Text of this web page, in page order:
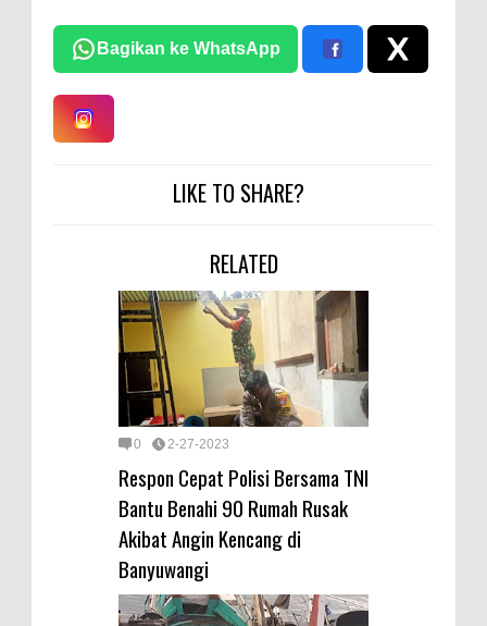
Bagikan ke WhatsApp
LIKE TO SHARE?
RELATED
0 2-27-2023
Respon Cepat Polisi Bersama TNI
Bantu Benahi 90 Rumah Rusak
Akibat Angin Kencang di
Banyuwangi